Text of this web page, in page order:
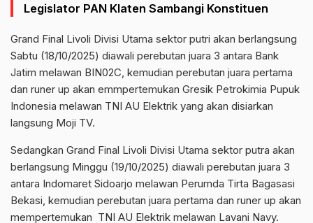
Legislator PAN Klaten Sambangi Konstituen
Grand Final Livoli Divisi Utama sektor putri akan berlangsung
Sabtu (18/10/2025) diawali perebutan juara 3 antara Bank
Jatim melawan BIN02C, kemudian perebutan juara pertama
dan runer up akan emmpertemukan Gresik Petrokimia Pupuk
Indonesia melawan TNI AU Elektrik yang akan disiarkan
langsung Moji TV.
Sedangkan Grand Final Livoli Divisi Utama sektor putra akan
berlangsung Minggu (19/10/2025) diawali perebutan juara 3
antara Indomaret Sidoarjo melawan Perumda Tirta Bagasasi
Bekasi, kemudian perebutan juara pertama dan runer up akan
mempertemukan TNI AU Elektrik melawan Lavani Navy.